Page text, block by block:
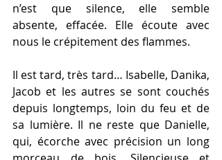
n’est que silence, elle semble
absente, effacée. Elle écoute avec
nous le crépitement des flammes.
Il est tard, très tard… Isabelle, Danika,
Jacob et les autres se sont couchés
depuis longtemps, loin du feu et de
sa lumière. Il ne reste que Danielle,
qui, écorche avec précision un long